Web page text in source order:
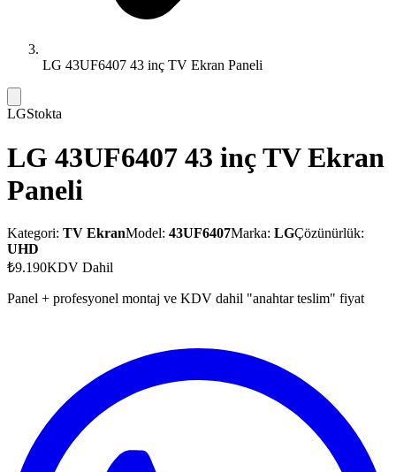
LG 43UF6407 43 inç TV Ekran Paneli
LGStokta
LG 43UF6407 43 inç TV Ekran
Paneli
Kategori: TV EkranModel: 43UF6407Marka: LGÇözünürlük:
UHD
₺9.190KDV Dahil
Panel + profesyonel montaj ve KDV dahil "anahtar teslim" fiyat